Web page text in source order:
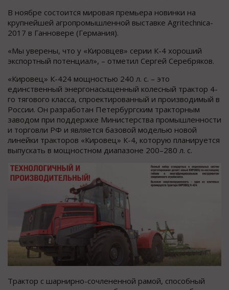
В ноябре состоится мировая премьера новинки на
крупнейшей агропромышленной выставке Agritechnica-
2017 в Ганновере (Германия).
«Мы уверены, что у «Кировцев» серии К-4 хороший
экспортный потенциал», – отметил Сергей Серебряков.
«Кировец» К-424 мощностью 240 л. с. – это
единственный энергонасыщенный колесный трактор 4-
го тягового класса, спроектированный и производимый в
России. Он разработан Петербургским тракторным
заводом при поддержке Министерства промышленности
и торговли РФ и является базовой моделью новой
линейки тракторов «Кировец» К-4, которую планируется
выпускать в мощностном диапазоне 200–280 л. с.
Трактор с шарнирно-сочлененной рамой, способный